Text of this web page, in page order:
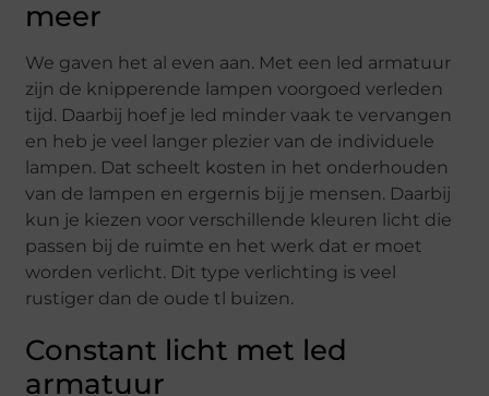
meer
We gaven het al even aan. Met een led armatuur
zijn de knipperende lampen voorgoed verleden
tijd. Daarbij hoef je led minder vaak te vervangen
en heb je veel langer plezier van de individuele
lampen. Dat scheelt kosten in het onderhouden
van de lampen en ergernis bij je mensen. Daarbij
kun je kiezen voor verschillende kleuren licht die
passen bij de ruimte en het werk dat er moet
worden verlicht. Dit type verlichting is veel
rustiger dan de oude tl buizen.
Constant licht met led
armatuur